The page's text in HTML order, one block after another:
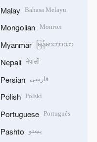
Malay Bahasa Melayu
Mongolian Монгол
Myanmar မြန်မာဘာသာ
Nepali नेपाली
Persian فارسی
Polish Polski
Portuguese Português
Pashto پښتو